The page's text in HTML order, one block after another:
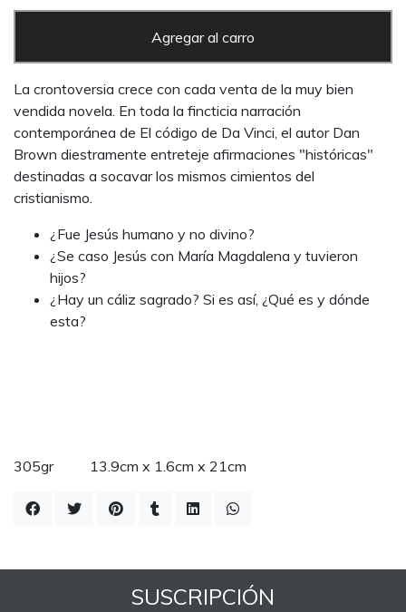
Agregar al carro
La crontoversia crece con cada venta de la muy bien
vendida novela. En toda la fincticia narración
contemporánea de El código de Da Vinci, el autor Dan
Brown diestramente entreteje afirmaciones "históricas"
destinadas a socavar los mismos cimientos del
cristianismo.
¿Fue Jesús humano y no divino?
¿Se caso Jesús con María Magdalena y tuvieron
hijos?
¿Hay un cáliz sagrado? Si es así, ¿Qué es y dónde
esta?
305gr 13.9cm x 1.6cm x 21cm
SUSCRIPCIÓN